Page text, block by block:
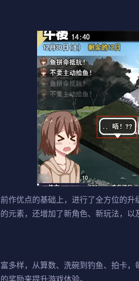
前作优点的基础上，进行了全方位的
元素，还增加了​​新角色、新玩法​​，以
多样，从算数、洗碗到钓鱼、拍卡